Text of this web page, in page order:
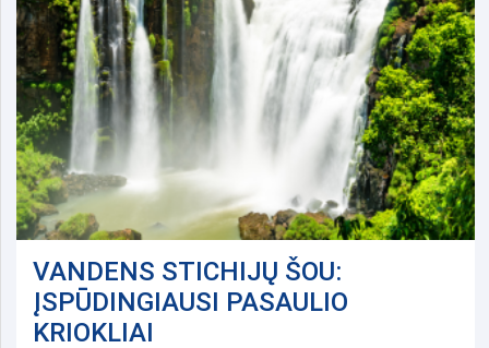
VANDENS STICHIJŲ ŠOU:
ĮSPŪDINGIAUSI PASAULIO
KRIOKLIAI